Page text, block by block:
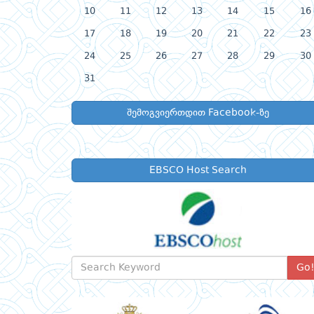
10 11 12 13 14 15 16
17 18 19 20 21 22 23
24 25 26 27 28 29 30
31
შემოგვიერთდით Facebook-ზე
EBSCO Host Search
Go!